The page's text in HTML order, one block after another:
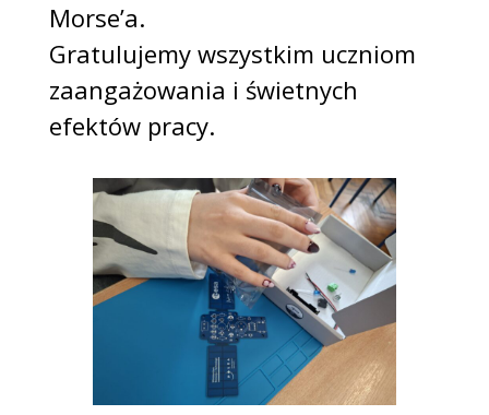
Morse’a.
Gratulujemy wszystkim uczniom
zaangażowania i świetnych
efektów pracy.